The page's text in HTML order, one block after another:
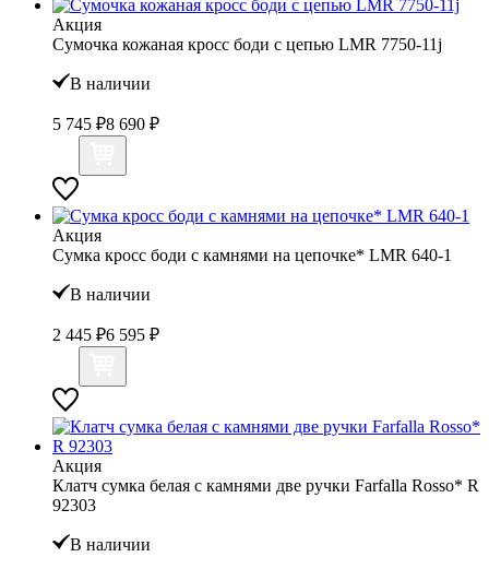
Акция
Сумочка кожаная кросс боди с цепью LMR 7750-11j
В наличии
5 745 ₽8 690 ₽
Акция
Сумка кросс боди с камнями на цепочке* LMR 640-1
В наличии
2 445 ₽6 595 ₽
Акция
Клатч сумка белая с камнями две ручки Farfalla Rosso* R
92303
В наличии